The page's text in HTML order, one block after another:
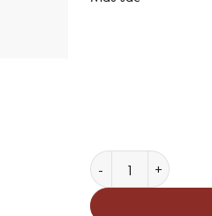
Lắc Tay Charm